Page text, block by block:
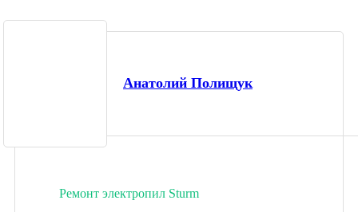
Анатолий Полищук
Ремонт электропил Sturm